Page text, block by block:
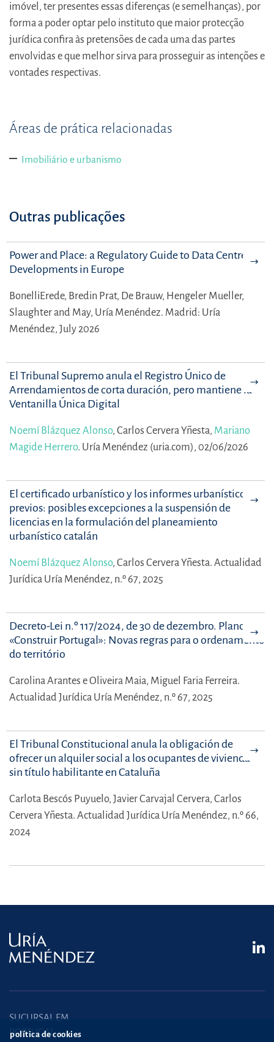
imóvel, ter presentes essas diferenças (e semelhanças), por
forma a poder optar pelo instituto que maior protecção
jurídica confira às pretensões de cada uma das partes
envolvidas e que melhor sirva para prosseguir as intenções e
vontades respectivas.
Áreas de prática relacionadas
Imobiliário e urbanismo
Outras publicações
Power and Place: a Regulatory Guide to Data Centre
Developments in Europe
BonelliErede, Bredin Prat, De Brauw, Hengeler Mueller,
Slaughter and May, Uría Menéndez. Madrid: Uría
Menéndez, July 2026
El Tribunal Supremo anula el Registro Único de
Arrendamientos de corta duración, pero mantiene la
Ventanilla Única Digital
Noemí Blázquez Alonso, Carlos Cervera Yñesta, Mariano
Magide Herrero. Uría Menéndez (uria.com), 02/06/2026
El certificado urbanístico y los informes urbanísticos
previos: posibles excepciones a la suspensión de
licencias en la formulación del planeamiento
urbanístico catalán
Noemí Blázquez Alonso, Carlos Cervera Yñesta. Actualidad
Jurídica Uría Menéndez, n.º 67, 2025
Decreto-Lei n.º 117/2024, de 30 de dezembro. Plano
«Construir Portugal»: Novas regras para o ordenamento
do território
Carolina Arantes e Oliveira Maia, Miguel Faria Ferreira.
Actualidad Jurídica Uría Menéndez, n.º 67, 2025
El Tribunal Constitucional anula la obligación de
ofrecer un alquiler social a los ocupantes de vivienda
sin título habilitante en Cataluña
Carlota Bescós Puyuelo, Javier Carvajal Cervera, Carlos
Cervera Yñesta. Actualidad Jurídica Uría Menéndez, n.º 66,
2024
SUCURSAL EM
PORTUGAL
política de cookies